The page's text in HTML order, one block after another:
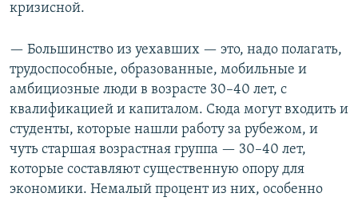
кризисной.
— Большинство из уехавших — это, надо полагать,
трудоспособные, образованные, мобильные и
амбициозные люди в возрасте 30–40 лет, с
квалификацией и капиталом. Сюда могут входить и
студенты, которые нашли работу за рубежом, и
чуть старшая возрастная группа — 30–40 лет,
которые составляют существенную опору для
экономики. Немалый процент из них, особенно